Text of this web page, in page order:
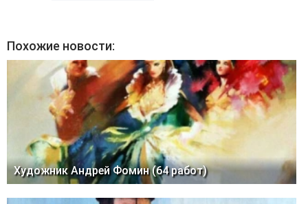
Похожие новости:
Художник Андрей Фомин (64 работ)